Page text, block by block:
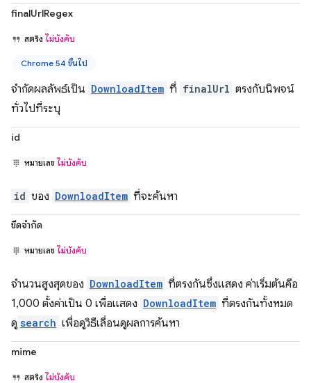
finalUrlRegex
สตริง ไม่บังคับ
Chrome 54 ขึ้นไป
จำกัดผลลัพธ์เป็น DownloadItem ที่ finalUrl ตรงกับนิพจน์
ทั่วไปที่ระบุ
id
หมายเลข ไม่บังคับ
id ของ DownloadItem ที่จะค้นหา
ขีดจำกัด
หมายเลข ไม่บังคับ
จำนวนสูงสุดของ DownloadItem ที่ตรงกันซึ่งแสดง ค่าเริ่มต้นคือ
1,000 ตั้งค่าเป็น 0 เพื่อแสดง DownloadItem ที่ตรงกันทั้งหมด
ดู search เพื่อดูวิธีเลื่อนดูผลการค้นหา
mime
สตริง ไม่บังคับ